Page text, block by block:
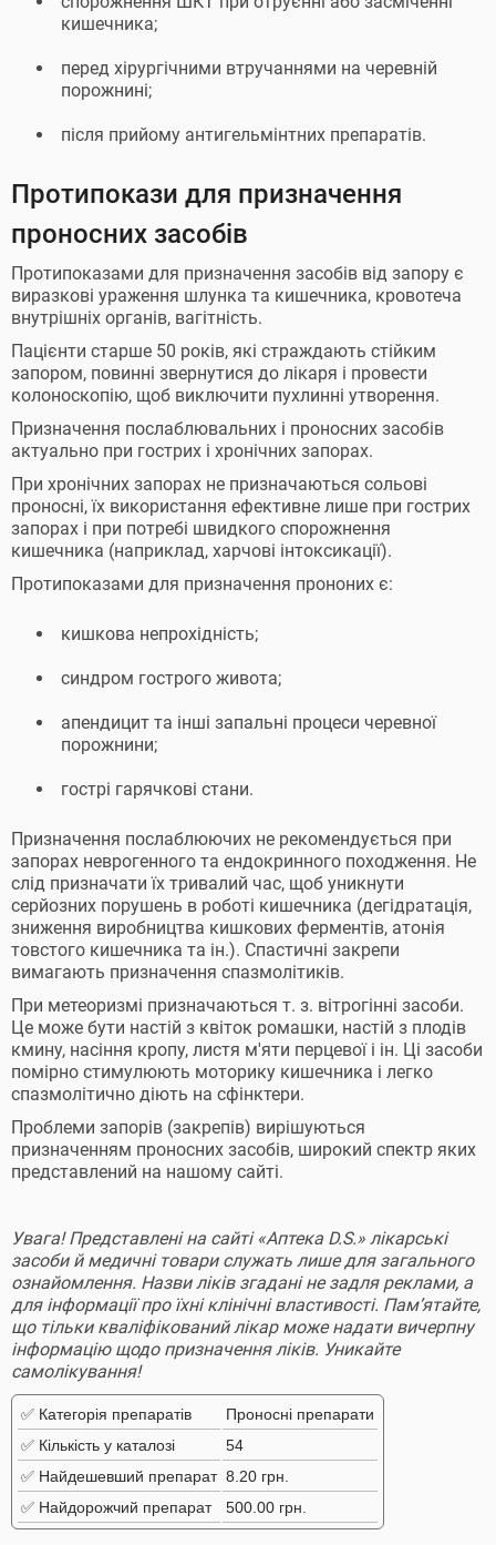
кишечника;
перед хірургічними втручаннями на черевній
порожнині;
після прийому антигельмінтних препаратів.
Протипокази для призначення
проносних засобів
Протипоказами для призначення засобів від запору є
виразкові ураження шлунка та кишечника, кровотеча
внутрішніх органів, вагітність.
Пацієнти старше 50 років, які страждають стійким
запором, повинні звернутися до лікаря і провести
колоноскопію, щоб виключити пухлинні утворення.
Призначення послаблювальних і проносних засобів
актуально при гострих і хронічних запорах.
При хронічних запорах не призначаються сольові
проносні, їх використання ефективне лише при гострих
запорах і при потребі швидкого спорожнення
кишечника (наприклад, харчові інтоксикації).
Протипоказами для призначення прононих є:
кишкова непрохідність;
синдром гострого живота;
апендицит та інші запальні процеси черевної
порожнини;
гострі гарячкові стани.
Призначення послаблюючих не рекомендується при
запорах неврогенного та ендокринного походження. Не
слід призначати їх тривалий час, щоб уникнути
серйозних порушень в роботі кишечника (дегідратація,
зниження виробництва кишкових ферментів, атонія
товстого кишечника та ін.). Спастичні закрепи
вимагають призначення спазмолітиків.
При метеоризмі призначаються т. з. вітрогінні засоби.
Це може бути настій з квіток ромашки, настій з плодів
кмину, насіння кропу, листя м'яти перцевої і ін. Ці засоби
помірно стимулюють моторику кишечника і легко
спазмолітично діють на сфінктери.
Проблеми запорів (закрепів) вирішуються
призначенням проносних засобів, широкий спектр яких
представлений на нашому сайті.
Увага! Представлені на сайті «Аптека D.S.» лікарські
засоби й медичні товари служать лише для загального
ознайомлення. Назви ліків згадані не задля реклами, а
для інформації про їхні клінічні властивості. Пам’ятайте,
що тільки кваліфікований лікар може надати вичерпну
інформацію щодо призначення ліків. Уникайте
самолікування!
✅ Категорія препаратів
Проносні препарати
✅ Кількість у каталозі
54
✅ Найдешевший препарат 8.20 грн.
✅ Найдорожчий препарат
500.00 грн.